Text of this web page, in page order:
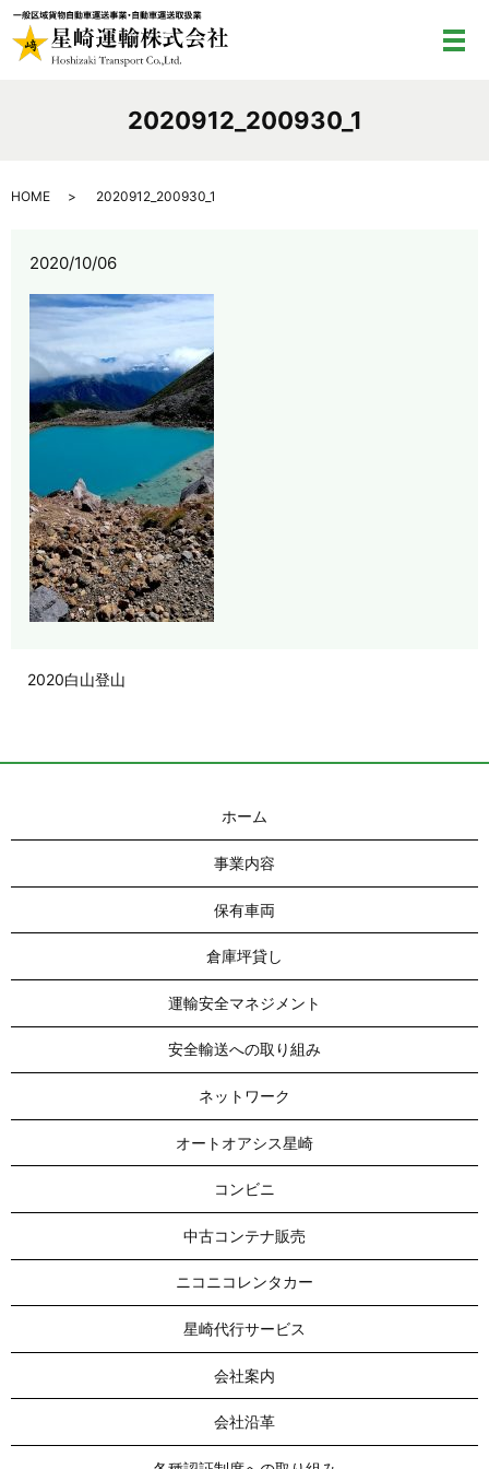
メ
2020912_200930_1
HOME 2020912_200930_1
2020/10/06
2020白山登山
ホーム
事業内容
保有車両
倉庫坪貸し
運輸安全マネジメント
安全輸送への取り組み
ネットワーク
オートオアシス星崎
コンビニ
中古コンテナ販売
ニコニコレンタカー
星崎代行サービス
会社案内
会社沿革